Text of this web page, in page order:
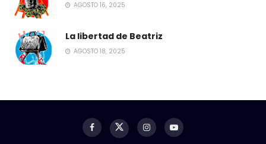
AGOSTO 16, 2025
La libertad de Beatriz
AGOSTO 18, 2025